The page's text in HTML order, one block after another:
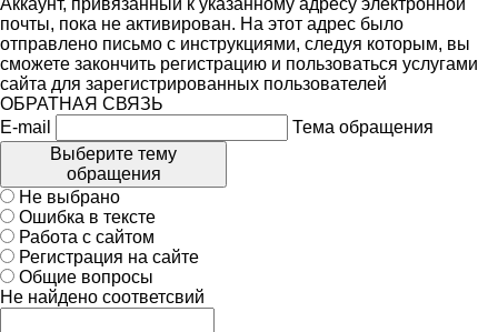
почты, пока не активирован. На этот адрес было
отправлено письмо с инструкциями, следуя которым, вы
сможете закончить регистрацию и пользоваться услугами
сайта для зарегистрированных пользователей
ОБРАТНАЯ СВЯЗЬ
E-mail
Тема обращения
Выберите тему
обращения
Не выбрано
Ошибка в тексте
Работа с сайтом
Регистрация на сайте
Общие вопросы
Не найдено соответсвий